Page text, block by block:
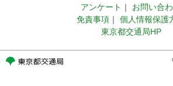
アンケート ｜
お問い合
免責事項 ｜
個人情報保護
東京都交通局HP